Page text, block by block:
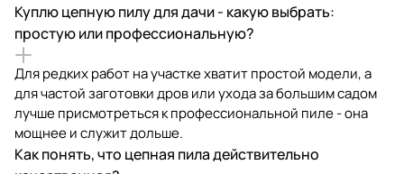
Куплю цепную пилу для дачи - какую выбрать:
простую или профессиональную?
Для редких работ на участке хватит простой модели, а
для частой заготовки дров или ухода за большим садом
лучше присмотреться к профессиональной пиле - она
мощнее и служит дольше.
Как понять, что цепная пила действительно